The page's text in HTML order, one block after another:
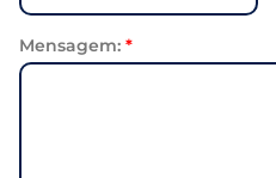
Mensagem: *